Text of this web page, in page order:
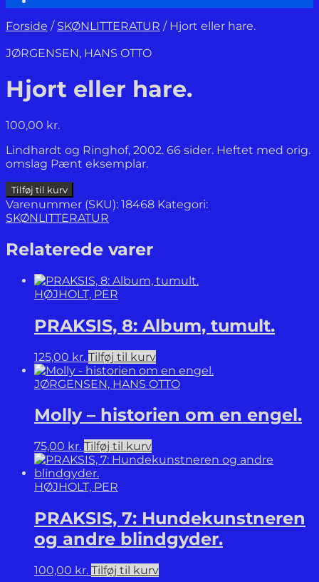
Forside / SKØNLITTERATUR / Hjort eller hare.
JØRGENSEN, HANS OTTO
Hjort eller hare.
100,00 kr.
Lindhardt og Ringhof, 2002. 66 sider. Heftet med orig.
omslag Pænt eksemplar.
Hjort
eller
hare.
Tilføj til kurv
Varenummer (SKU): 18468 Kategori:
SKØNLITTERATUR
Relaterede varer
HØJHOLT, PER
PRAKSIS, 8: Album, tumult.
125,00 kr. Tilføj til kurv
JØRGENSEN, HANS OTTO
Molly – historien om en engel.
75,00 kr. Tilføj til kurv
HØJHOLT, PER
PRAKSIS, 7: Hundekunstneren
og andre blindgyder.
100,00 kr. Tilføj til kurv